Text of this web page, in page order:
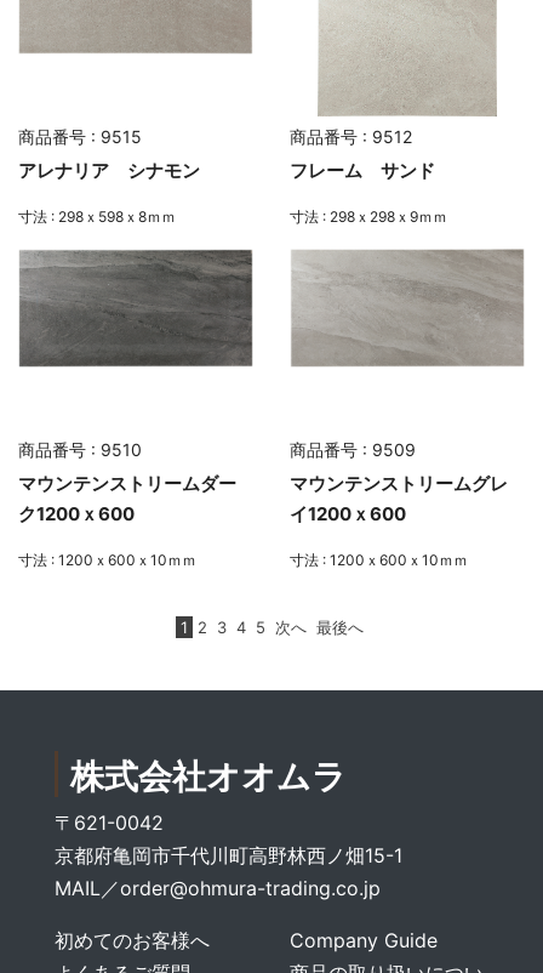
商品番号 : 9515
アレナリア シナモン
寸法 : 298ｘ598ｘ8ｍｍ
商品番号 : 9512
フレーム サンド
寸法 : 298ｘ298ｘ9ｍｍ
商品番号 : 9510
マウンテンストリームダー
ク1200ｘ600
寸法 : 1200ｘ600ｘ10ｍｍ
商品番号 : 9509
マウンテンストリームグレ
イ1200ｘ600
寸法 : 1200ｘ600ｘ10ｍｍ
1 2 3 4 5 次へ 最後へ
株式会社オオムラ
〒621-0042
京都府亀岡市千代川町高野林西ノ畑15-1
MAIL／order@ohmura-trading.co.jp
初めてのお客様へ
Company Guide